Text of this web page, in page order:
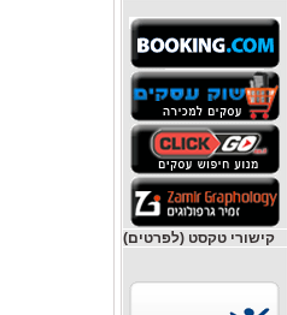
קישורי טקסט (לפרטים)